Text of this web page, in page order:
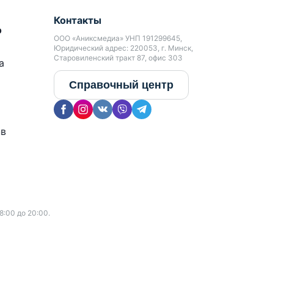
до 20:00.
Контакты
ООО «Аниксмедиа» УНП 191299645,
Юридический адрес: 220053, г. Минск,
Старовиленский тракт 87, офис 303
Справочный центр